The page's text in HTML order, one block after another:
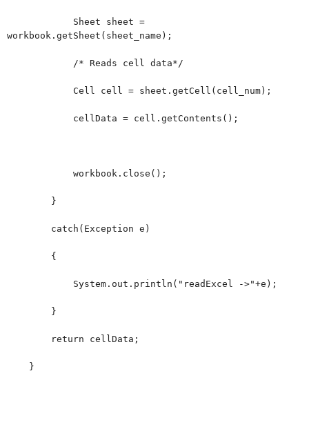
Sheet sheet =
workbook.getSheet(sheet_name);
/* Reads cell data*/
Cell cell = sheet.getCell(cell_num);
cellData = cell.getContents();
workbook.close();
}
catch(Exception e)
{
System.out.println("readExcel ->"+e);
}
return cellData;
}